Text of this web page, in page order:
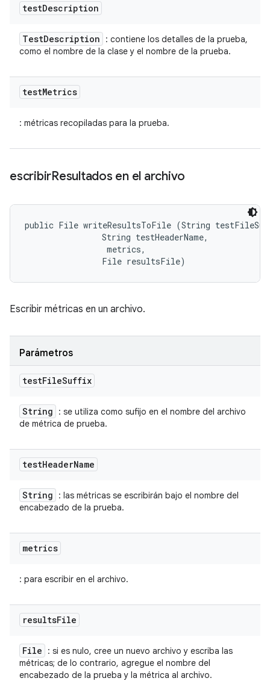
testDescription
TestDescription
: contiene los detalles de la prueba,
como el nombre de la clase y el nombre de la prueba.
testMetrics
: métricas recopiladas para la prueba.
escribirResultados en el archivo
public File writeResultsToFile (String
                String testHeaderName,
metrics,
                File resultsFile)
Escribir métricas en un archivo.
Parámetros
testFileSuffix
String
: se utiliza como sufijo en el nombre del archivo
de métrica de prueba.
testHeaderName
String
: las métricas se escribirán bajo el nombre del
encabezado de la prueba.
metrics
: para escribir en el archivo.
resultsFile
File
: si es nulo, cree un nuevo archivo y escriba las
métricas; de lo contrario, agregue el nombre del
encabezado de la prueba y la métrica al archivo.